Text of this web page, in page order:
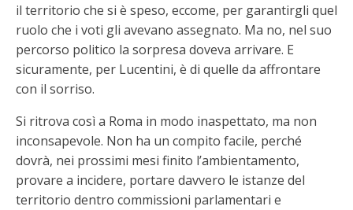
il territorio che si è speso, eccome, per garantirgli quel
ruolo che i voti gli avevano assegnato. Ma no, nel suo
percorso politico la sorpresa doveva arrivare. E
sicuramente, per Lucentini, è di quelle da affrontare
con il sorriso.
Si ritrova così a Roma in modo inaspettato, ma non
inconsapevole. Non ha un compito facile, perché
dovrà, nei prossimi mesi finito l’ambientamento,
provare a incidere, portare davvero le istanze del
territorio dentro commissioni parlamentari e